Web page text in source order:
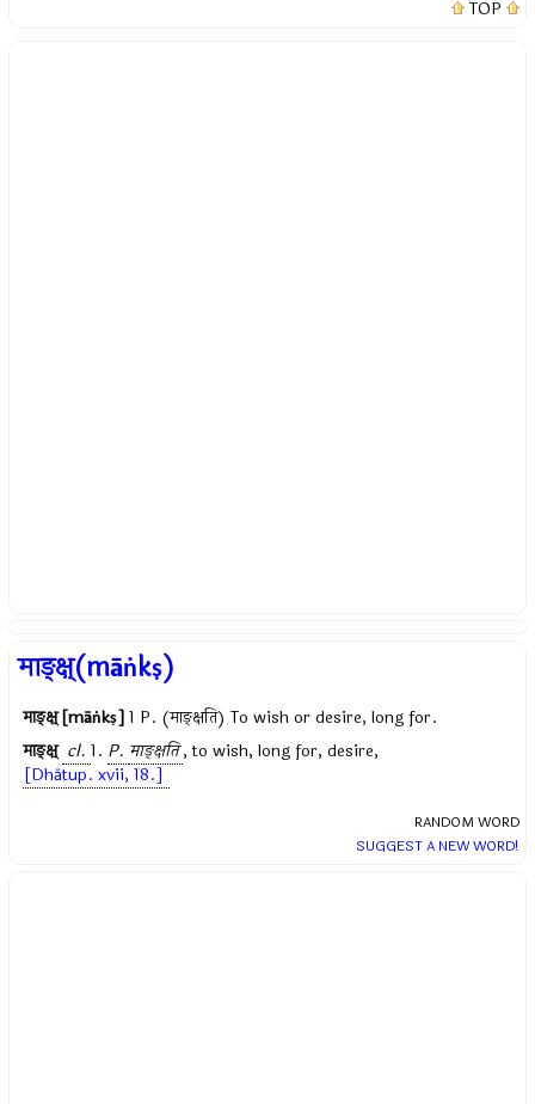
TOP
माङ्क्ष्(māṅkṣ)
माङ्क्ष् [māṅkṣ] 1 P. (माङ्क्षति) To wish or desire, long for.
माङ्क्ष् cl. 1. P. माङ्क्षति , to wish, long for, desire,
[Dhātup. xvii, 18.]
RANDOM WORD
SUGGEST A NEW WORD!